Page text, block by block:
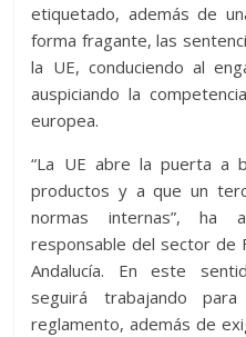
etiquetado, además de
forma fragante, las
la UE, conduciendo al
auspiciando la
europea.
“La UE abre la puerta a
productos y a que un
normas internas”, ha
responsable del sector de
Andalucía. En este
seguirá trabajando
reglamento, además de